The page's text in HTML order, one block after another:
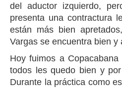
del aductor izquierdo,
presenta una contractura
están más bien
Vargas se encuentra bien
Hoy fuimos a
todos les quedo bien y
Durante la práctica como